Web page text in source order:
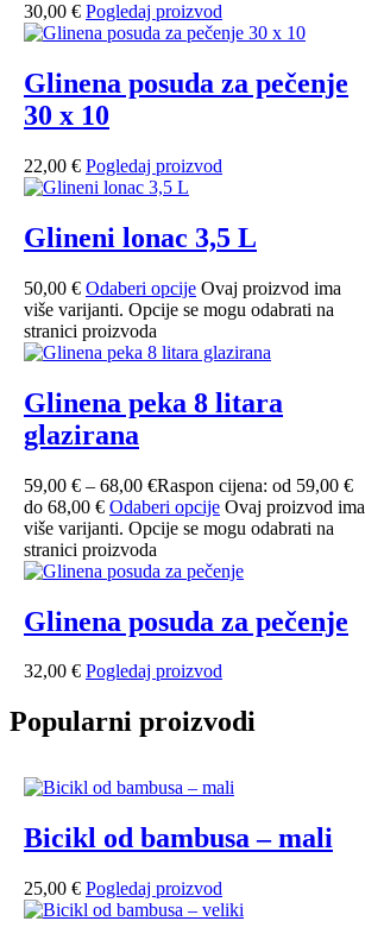
30,00 € Pogledaj proizvod
Glinena posuda za pečenje
30 x 10
22,00 € Pogledaj proizvod
Glineni lonac 3,5 L
50,00 € Odaberi opcije Ovaj proizvod ima
više varijanti. Opcije se mogu odabrati na
stranici proizvoda
Glinena peka 8 litara
glazirana
59,00 € – 68,00 €Raspon cijena: od 59,00 €
do 68,00 € Odaberi opcije Ovaj proizvod ima
više varijanti. Opcije se mogu odabrati na
stranici proizvoda
Glinena posuda za pečenje
32,00 € Pogledaj proizvod
Popularni proizvodi
Bicikl od bambusa – mali
25,00 € Pogledaj proizvod